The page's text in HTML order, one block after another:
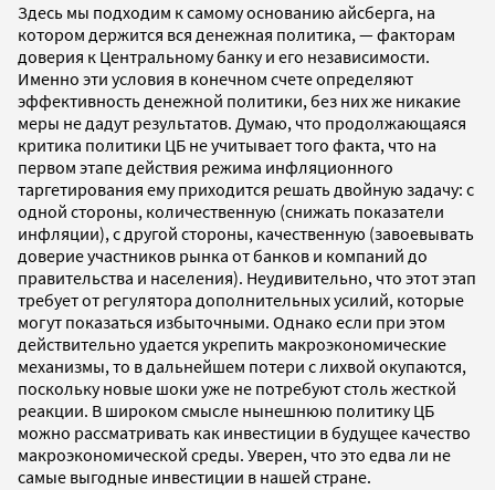
Здесь мы подходим к самому основанию айсберга, на
котором держится вся денежная политика, — факторам
доверия к Центральному банку и его независимости.
Именно эти условия в конечном счете определяют
эффективность денежной политики, без них же никакие
меры не дадут результатов. Думаю, что продолжающаяся
критика политики ЦБ не учитывает того факта, что на
первом этапе действия режима инфляционного
таргетирования ему приходится решать двойную задачу: с
одной стороны, количественную (снижать показатели
инфляции), с другой стороны, качественную (завоевывать
доверие участников рынка от банков и компаний до
правительства и населения). Неудивительно, что этот этап
требует от регулятора дополнительных усилий, которые
могут показаться избыточными. Однако если при этом
действительно удается укрепить макроэкономические
механизмы, то в дальнейшем потери с лихвой окупаются,
поскольку новые шоки уже не потребуют столь жесткой
реакции. В широком смысле нынешнюю политику ЦБ
можно рассматривать как инвестиции в будущее качество
макроэкономической среды. Уверен, что это едва ли не
самые выгодные инвестиции в нашей стране.